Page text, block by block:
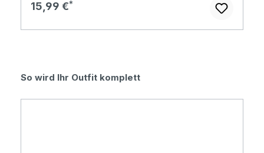
Regulärer Preis:
15,99 €
Produktgalerie überspringen
So wird Ihr Outfit komplett